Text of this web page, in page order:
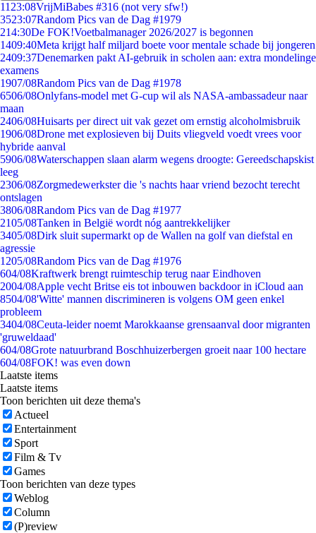
11 23:08VrijMiBabes #316 (not very sfw!)
3523:07Random Pics van de Dag #1979
214:30De FOK!Voetbalmanager 2026/2027 is begonnen
1409:40Meta krijgt half miljard boete voor mentale schade bij jongeren
2409:37Denemarken pakt AI-gebruik in scholen aan: extra mondelinge
examens
1907/08Random Pics van de Dag #1978
6506/08Onlyfans-model met G-cup wil als NASA-ambassadeur naar
maan
2406/08Huisarts per direct uit vak gezet om ernstig alcoholmisbruik
1906/08Drone met explosieven bij Duits vliegveld voedt vrees voor
hybride aanval
5906/08Waterschappen slaan alarm wegens droogte: Gereedschapskist
leeg
2306/08Zorgmedewerkster die 's nachts haar vriend bezocht terecht
ontslagen
3806/08Random Pics van de Dag #1977
2105/08Tanken in België wordt nóg aantrekkelijker
3405/08Dirk sluit supermarkt op de Wallen na golf van diefstal en
agressie
1205/08Random Pics van de Dag #1976
604/08Kraftwerk brengt ruimteschip terug naar Eindhoven
2004/08Apple vecht Britse eis tot inbouwen backdoor in iCloud aan
8504/08'Witte' mannen discrimineren is volgens OM geen enkel
probleem
3404/08Ceuta-leider noemt Marokkaanse grensaanval door migranten
'gruweldaad'
604/08Grote natuurbrand Boschhuizerbergen groeit naar 100 hectare
604/08FOK! was even down
Laatste items
Laatste items
Toon berichten uit deze thema's
Actueel
Entertainment
Sport
Film & Tv
Games
Toon berichten van deze types
Weblog
Column
(P)review